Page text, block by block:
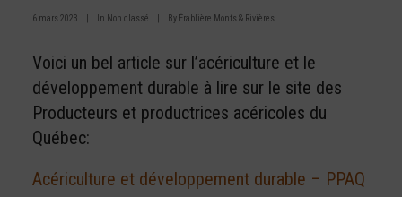
6 mars 2023 In Non classé By Érablière Monts & Rivières
Voici un bel article sur l’acériculture et le
développement durable à lire sur le site des
Producteurs et productrices acéricoles du
Québec:
Acériculture et développement durable – PPAQ